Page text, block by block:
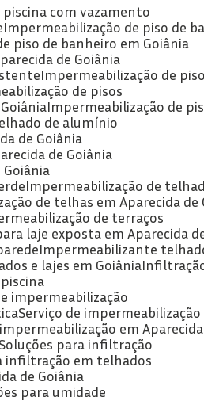
piscina com vazamento
Impermeabilização de piso de
piso de banheiro em Goiânia
de Goiânia
Impermeabilização de
de pisos
Impermeabilização de
de alumínio
de Goiânia
de Goiânia
Impermeabilização de
de telhas em Aparecida de
de terraços
laje exposta em Aparecida
Impermeabilizante
e lajes em Goiânia
piscina
impermeabilização
Serviço de
impermeabilização em
Soluções para infiltração
infiltração em telhados
de Goiânia
para umidade